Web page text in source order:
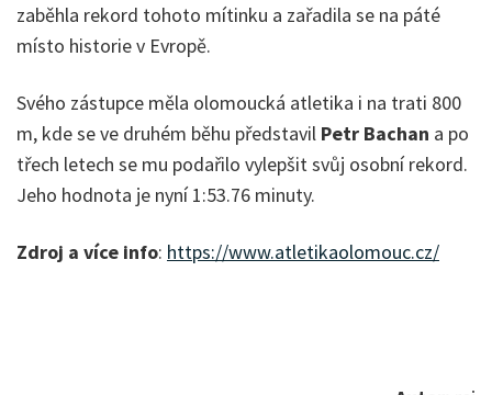
zaběhla rekord tohoto mítinku a zařadila se na páté
místo historie v Evropě.
Svého zástupce měla olomoucká atletika i na trati 800
m, kde se ve druhém běhu představil Petr Bachan a po
třech letech se mu podařilo vylepšit svůj osobní rekord.
Jeho hodnota je nyní 1:53.76 minuty.
Zdroj a více info: https://www.atletikaolomouc.cz/